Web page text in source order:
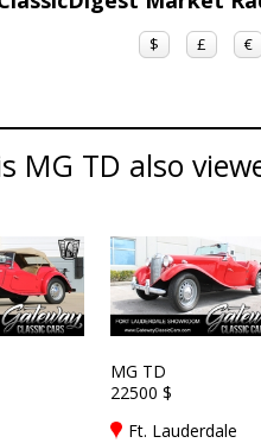
$ £ €
MG TD also
MG TD
22500 $
Ft. Lauderdale